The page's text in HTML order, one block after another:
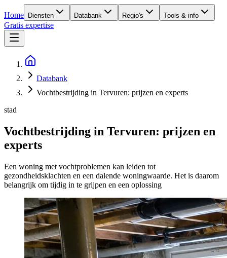
Home Diensten Databank Regio's Tools & info
Gratis expertise
Databank
Vochtbestrijding in Tervuren: prijzen en experts
stad
Vochtbestrijding in Tervuren: prijzen en
experts
Een woning met vochtproblemen kan leiden tot
gezondheidsklachten en een dalende woningwaarde. Het is daarom
belangrijk om tijdig in te grijpen en een oplossing